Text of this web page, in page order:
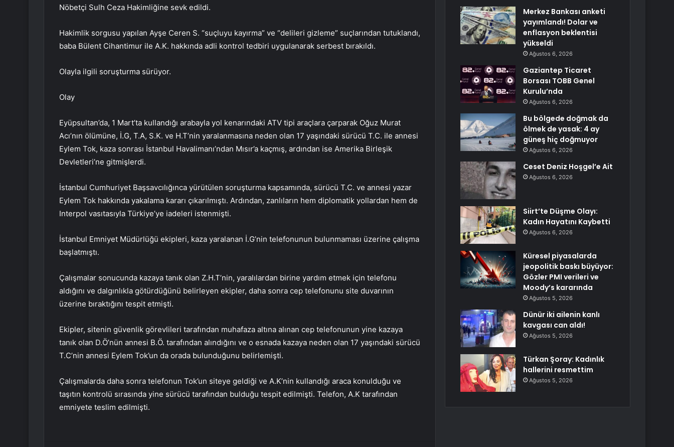
Nöbetçi Sulh Ceza Hakimliğine sevk edildi.
Hakimlik sorgusu yapılan Ayşe Ceren S. “suçluyu kayırma” ve “delileri gizleme” suçlarından tutuklandı,
baba Bülent Cihantimur ile A.K. hakkında adli kontrol tedbiri uygulanarak serbest bırakıldı.
Olayla ilgili soruşturma sürüyor.
Olay
Eyüpsultan’da, 1 Mart’ta kullandığı arabayla yol kenarındaki ATV tipi araçlara çarparak Oğuz Murat
Acı’nın ölümüne, İ.G, T.A, S.K. ve H.T’nin yaralanmasına neden olan 17 yaşındaki sürücü T.C. ile annesi
Eylem Tok, kaza sonrası İstanbul Havalimanı’ndan Mısır’a kaçmış, ardından ise Amerika Birleşik
Devletleri’ne gitmişlerdi.
İstanbul Cumhuriyet Başsavcılığınca yürütülen soruşturma kapsamında, sürücü T.C. ve annesi yazar
Eylem Tok hakkında yakalama kararı çıkarılmıştı. Ardından, zanlıların hem diplomatik yollardan hem de
Interpol vasıtasıyla Türkiye’ye iadeleri istenmişti.
İstanbul Emniyet Müdürlüğü ekipleri, kaza yaralanan İ.G’nin telefonunun bulunmaması üzerine çalışma
başlatmıştı.
Çalışmalar sonucunda kazaya tanık olan Z.H.T’nin, yaralılardan birine yardım etmek için telefonu
aldığını ve dalgınlıkla götürdüğünü belirleyen ekipler, daha sonra cep telefonunu site duvarının
üzerine bıraktığını tespit etmişti.
Ekipler, sitenin güvenlik görevlileri tarafından muhafaza altına alınan cep telefonunun yine kazaya
tanık olan D.Ö’nün annesi B.Ö. tarafından alındığını ve o esnada kazaya neden olan 17 yaşındaki sürücü
T.C’nin annesi Eylem Tok’un da orada bulunduğunu belirlemişti.
Çalışmalarda daha sonra telefonun Tok’un siteye geldiği ve A.K’nin kullandığı araca konulduğu ve
taşıtın kontrolü sırasında yine sürücü tarafından bulduğu tespit edilmişti. Telefon, A.K tarafından
emniyete teslim edilmişti.
Merkez Bankası anketi
yayımlandı! Dolar ve
enflasyon beklentisi
yükseldi
Ağustos 6, 2026
Gaziantep Ticaret
Borsası TOBB Genel
Kurulu’nda
Ağustos 6, 2026
Bu bölgede doğmak da
ölmek de yasak: 4 ay
güneş hiç doğmuyor
Ağustos 6, 2026
Ceset Deniz Hoşgel’e Ait
Ağustos 6, 2026
Siirt’te Düşme Olayı:
Kadın Hayatını Kaybetti
Ağustos 6, 2026
Küresel piyasalarda
jeopolitik baskı büyüyor:
Gözler PMI verileri ve
Moody’s kararında
Ağustos 5, 2026
Dünür iki ailenin kanlı
kavgası can aldı!
Ağustos 5, 2026
Türkan Şoray: Kadınlık
hallerini resmettim
Ağustos 5, 2026